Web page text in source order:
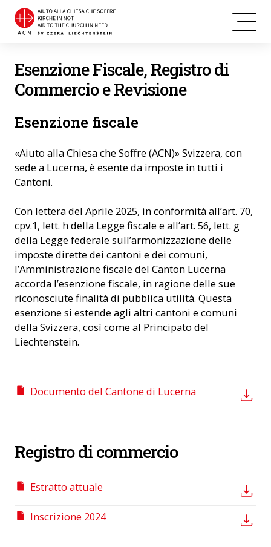
Esenzione Fiscale, Registro di
Commercio e Revisione
Esenzione fiscale
«Aiuto alla Chiesa che Soffre (ACN)» Svizzera, con
sede a Lucerna, è esente da imposte in tutti i
Cantoni.
Con lettera del Aprile 2025, in conformità all’art. 70,
cpv.1, lett. h della Legge fiscale e all’art. 56, lett. g
della Legge federale sull’armonizzazione delle
imposte dirette dei cantoni e dei comuni,
l’Amministrazione fiscale del Canton Lucerna
accorda l’esenzione fiscale, in ragione delle sue
riconosciute finalità di pubblica utilità. Questa
esenzione si estende agli altri cantoni e comuni
della Svizzera, così come al Principato del
Liechtenstein.
Documento del Cantone di Lucerna
Registro di commercio
Estratto attuale
Inscrizione 2024